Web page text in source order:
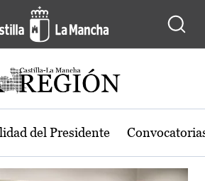
la región de Castilla-
del Presidente